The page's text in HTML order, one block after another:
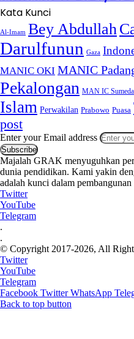
Kata Kunci
Al-Imam Bey Abdullah
Darulfunun Gaza
MANIC OKI MANIC
Pekalongan MAN IC
Islam Perwakilan Prabowo Puasa
post
Enter your Email address
Majalah GRAK menyuguhkan
dunia pendidikan. Kami yakin
adalah kunci dalam pembangunan
Twitter
YouTube
Telegram
.
.
© Copyright 2017-2026, All
Twitter
YouTube
Telegram
Facebook Twitter WhatsApp
Back to top button